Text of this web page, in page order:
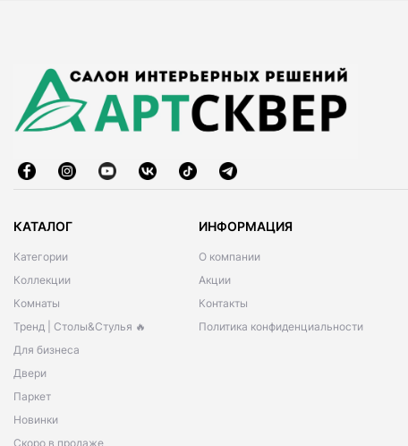
КАТАЛОГ
Категории
Коллекции
Комнаты
Тренд | Столы&Стулья 🔥
Для бизнеса
Двери
Паркет
Новинки
Скоро в продаже
ИНФОРМАЦИЯ
О компании
Акции
Контакты
Политика конфиденциальности